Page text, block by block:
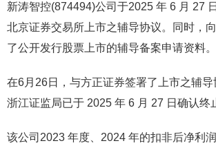
新涛智控(874494)公司于2025 年 6 月 27
北京证券交易所上市之辅导协议。同时，
了公开发行股票上市的辅导备案申请资料。
在6月26日，与方正证券签署了上市之辅导
浙江证监局已于 2025 年 6 月 27 日确认终
该公司2023 年度、2024 年的扣非后净利